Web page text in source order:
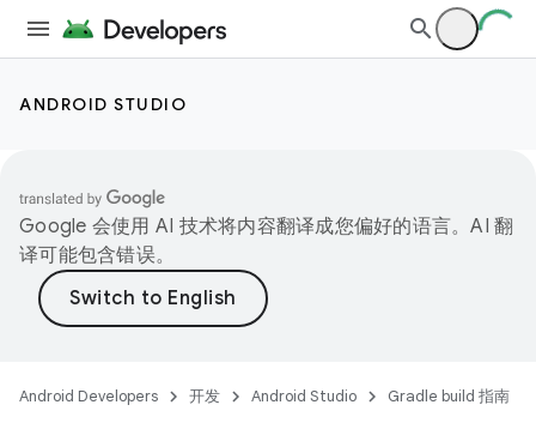
ANDROID STUDIO
Google 会使用 AI 技术将内容翻译成您偏好的语言。AI 翻
译可能包含错误。
Android Developers 开发 Android Studio Gradle build 指南